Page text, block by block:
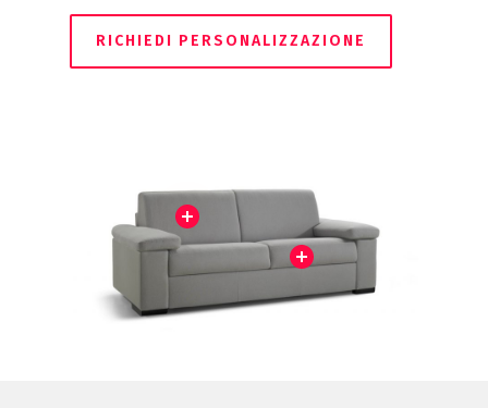
RICHIEDI PERSONALIZZAZIONE